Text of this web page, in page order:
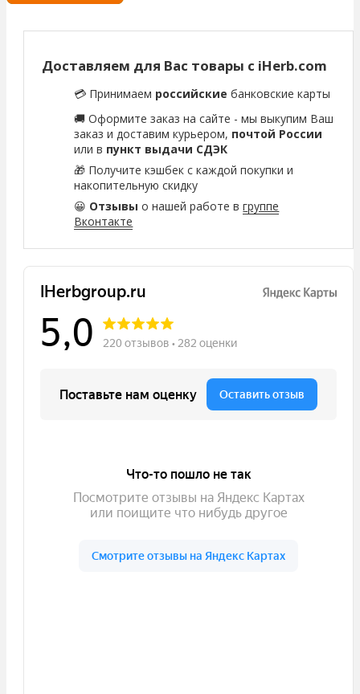
Доставляем для Вас товары с iHerb.com
💳 Принимаем российские банковские карты
🚚 Оформите заказ на сайте - мы выкупим Ваш
заказ и доставим курьером, почтой России
или в пункт выдачи СДЭК
🎁 Получите кэшбек с каждой покупки и
накопительную скидку
😀 Отзывы о нашей работе вгруппе
Вконтакте